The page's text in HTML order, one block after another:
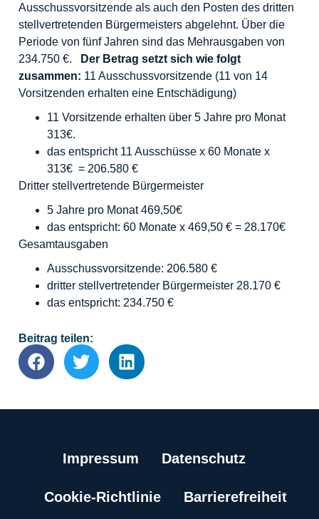
Ausschussvorsitzende als auch den Posten des dritten
stellvertretenden Bürgermeisters abgelehnt. Über die
Periode von fünf Jahren sind das Mehrausgaben von
234.750 €.
Der Betrag setzt sich wie folgt
zusammen: 11 Ausschussvorsitzende (11 von 14
Vorsitzenden erhalten eine Entschädigung)
11 Vorsitzende erhalten über 5 Jahre pro Monat
313€.
das entspricht 11 Ausschüsse x 60 Monate x
313€ = 206.580 €
Dritter stellvertretende Bürgermeister
5 Jahre pro Monat 469,50€
das entspricht: 60 Monate x 469,50 € = 28.170€
Gesamtausgaben
Ausschussvorsitzende: 206.580 €
dritter stellvertretender Bürgermeister 28.170 €
das entspricht: 234.750 €
Beitrag teilen:
Impressum Datenschutz
Cookie-Richtlinie Barrierefreiheit